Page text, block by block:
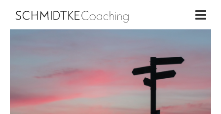
×
Home
Business Coaching
Workshops
Über mich
Blog